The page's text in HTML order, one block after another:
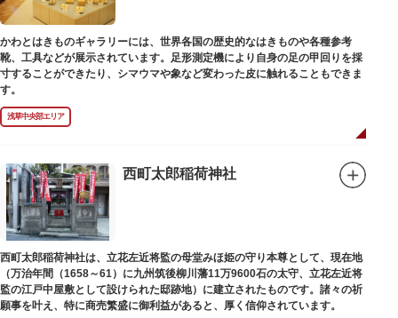
かわとはきものギャラリーには、世界各国の歴史的なはきものや各種参考
靴、工具などが展示されています。足形測定機により自身の足の甲回りを採
寸することができたり、シマウマや象など変わった皮に触れることもできま
す。
浅草中央部エリア
西町太郎稲荷神社
西町太郎稲荷神社は、立花左近将監の母堂みほ姫の守り本尊として、現在地
（万治年間（1658～61）に九州筑後柳川藩11万9600石の太守、立花左近将
監の江戸中屋敷として設けられた邸跡地）に建立されたものです。諸々の祈
願事を叶え、特に商売繁盛に御利益があると、厚く信仰されています。